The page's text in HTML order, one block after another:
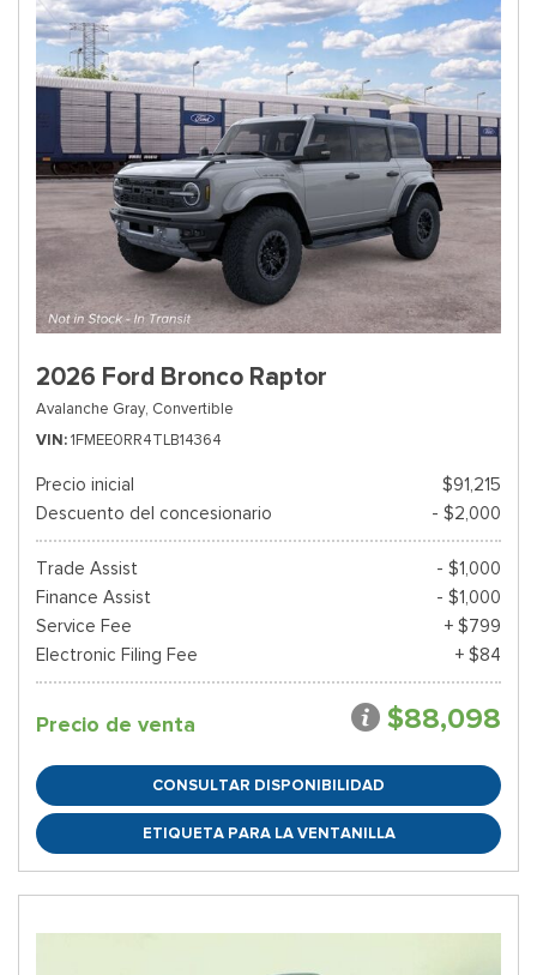
2026 Ford Bronco Raptor
Avalanche Gray, Convertible
VIN 1FMEE0RR4TLB14364
Precio inicial
$91,215
Descuento del concesionario
- $2,000
Trade Assist
- $1,000
Finance Assist
- $1,000
Service Fee
+ $799
Electronic Filing Fee
+ $84
Precio de venta $88,098
CONSULTAR DISPONIBILIDAD
ETIQUETA PARA LA VENTANILLA